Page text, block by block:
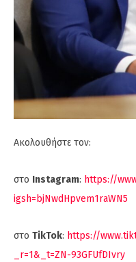
Ακολουθήστε τον:
στο Instagram: https://
igsh=bjNwdHpvem1raWN5
στο TikTok: https://
_r=1&_t=ZN-93GFUfDIvry